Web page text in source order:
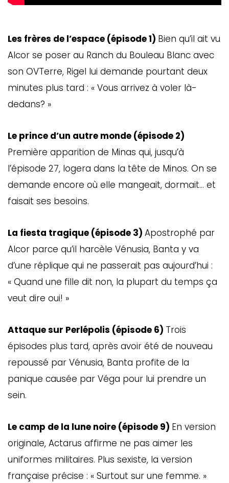
Les frères de l’espace (épisode 1) Bien qu’il ait vu
Alcor se poser au Ranch du Bouleau Blanc avec
son OVTerre, Rigel lui demande pourtant deux
minutes plus tard : « Vous arrivez à voler là-
dedans? »
Le prince d’un autre monde (épisode 2)
Première apparition de Minas qui, jusqu’à
l’épisode 27, logera dans la tête de Minos. On se
demande encore où elle mangeait, dormait… et
faisait ses besoins.
La fiesta tragique (épisode 3) Apostrophé par
Alcor parce qu’il harcèle Vénusia, Banta y va
d’une réplique qui ne passerait pas aujourd’hui :
« Quand une fille dit non, la plupart du temps ça
veut dire oui! »
Attaque sur Perlépolis (épisode 6) Trois
épisodes plus tard, après avoir été de nouveau
repoussé par Vénusia, Banta profite de la
panique causée par Véga pour lui prendre un
sein.
Le camp de la lune noire (épisode 9) En version
originale, Actarus affirme ne pas aimer les
uniformes militaires. Plus sexiste, la version
française précise : « Surtout sur une femme. »